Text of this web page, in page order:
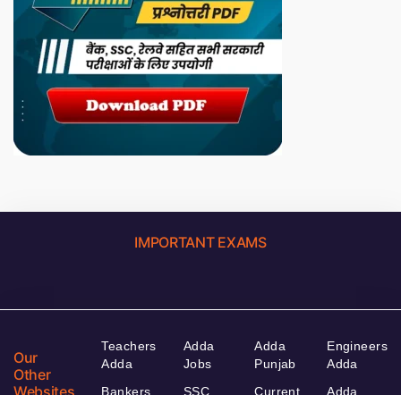
IMPORTANT EXAMS
Our
Other
Websites
Teachers
Adda
Bankers
Adda
Jobs
SSC
Adda
Punjab
Current
Engineers
Adda
Adda